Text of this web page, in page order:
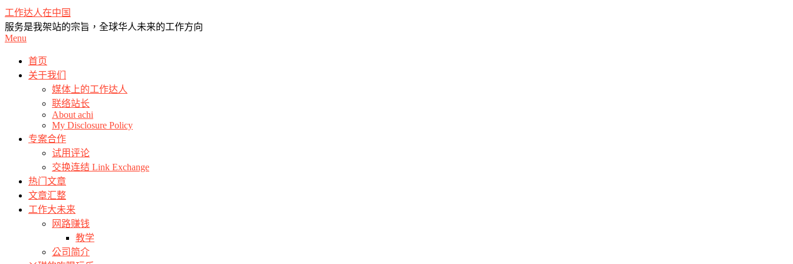
Skip
to
content
工作达人在中国
服务是我架站的宗旨，全球华人未来的工作方向
Primary
Menu
Menu
首页
关于我们
媒体上的工作达人
联络站长
About achi
My Disclosure Policy
专案合作
试用评论
交换连结 Link Exchange
热门文章
文章汇整
工作大未来
网路赚钱
教学
公司简介